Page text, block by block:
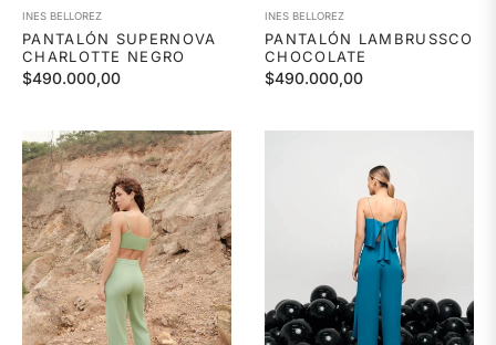
INES BELLOREZ
PANTALÓN SUPERNOVA
CHARLOTTE NEGRO
Precio
$490.000,00
INES BELLOREZ
PANTALÓN LAMBRUSSCO
CHOCOLATE
Precio
$490.000,00